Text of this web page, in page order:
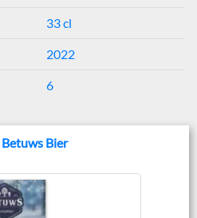
33 cl
2022
6
Betuws Bier